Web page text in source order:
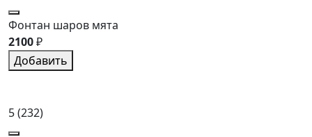
Фонтан шаров мята
2100₽
Добавить
5(232)